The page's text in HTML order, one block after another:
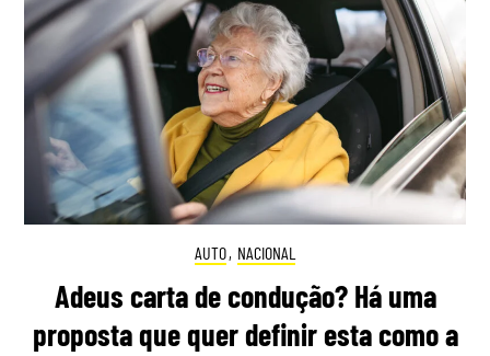
AUTO, NACIONAL
Adeus carta de condução? Há uma
proposta que quer definir esta como a